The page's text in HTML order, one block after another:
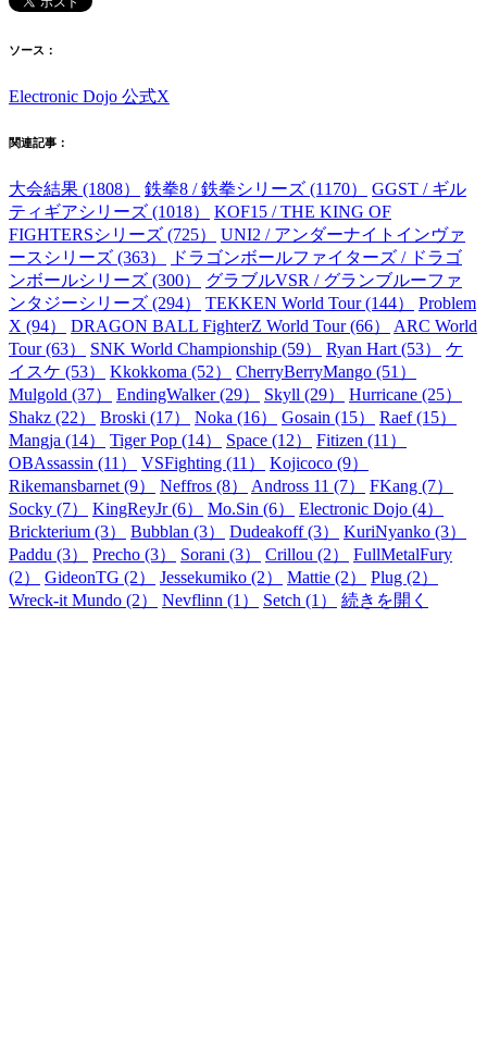
ソース：
Electronic Dojo 公式X
関連記事：
大会結果 (1808） 鉄拳8 / 鉄拳シリーズ (1170）
GGST / ギル
ティギアシリーズ (1018）
KOF15 / THE KING OF
FIGHTERSシリーズ (725）
UNI2 / アンダーナイトインヴァ
ースシリーズ (363）
ドラゴンボールファイターズ / ドラゴ
ンボールシリーズ (300）
グラブルVSR / グランブルーファ
ンタジーシリーズ (294）
TEKKEN World Tour (144）
Problem
X (94）
DRAGON BALL FighterZ World Tour (66）
ARC World
Tour (63）
SNK World Championship (59） Ryan Hart (53）
ケ
イスケ (53）
Kkokkoma (52）
CherryBerryMango (51）
Mulgold (37）
EndingWalker (29） Skyll (29）
Hurricane (25）
Shakz (22）
Broski (17） Noka (16） Gosain (15）
Raef (15）
Mangja (14）
Tiger Pop (14） Space (12）
Fitizen (11）
OBAssassin (11）
VSFighting (11）
Kojicoco (9）
Rikemansbarnet (9）
Neffros (8） Andross 11 (7）
FKang (7）
Socky (7）
KingReyJr (6） Mo.Sin (6）
Electronic Dojo (4）
Brickterium (3）
Bubblan (3） Dudeakoff (3）
KuriNyanko (3）
Paddu (3）
Precho (3） Sorani (3） Crillou (2）
FullMetalFury
(2）
GideonTG (2） Jessekumiko (2） Mattie (2）
Plug (2）
Wreck-it Mundo (2）
Nevflinn (1） Setch (1） 続きを開く